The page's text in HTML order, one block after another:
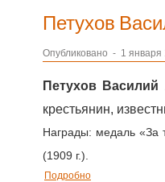
Петухов
Опубликовано - 1 января
Петухов Василий
крестьянин,
Награды: медаль «За
(1909 г.).
Подробно